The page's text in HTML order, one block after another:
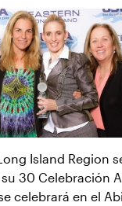
Island Region
30 Celebración
celebrará en el